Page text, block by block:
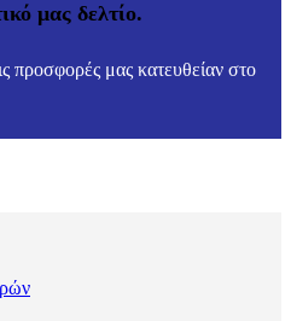
μας δελτίο.
προσφορές μας κατευθείαν στο